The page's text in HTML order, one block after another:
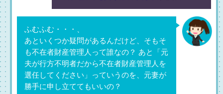
ふむふむ・・・、
あといくつか疑問があるんだけど、そもそ
も不在者財産管理人って誰なの？ あと「元
夫が行方不明者だから不在者財産管理人を
選任してください」っていうのを、元妻が
勝手に申し立ててもいいの？